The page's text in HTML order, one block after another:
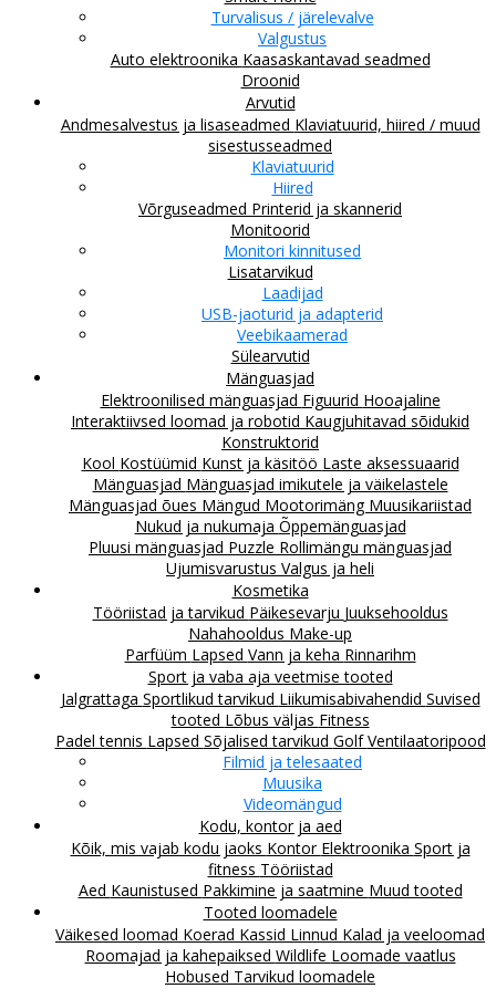
Turvalisus / järelevalve
Valgustus
Auto elektroonika Kaasaskantavad seadmed
Droonid
Arvutid
Andmesalvestus ja lisaseadmed Klaviatuurid, hiired / muud
sisestusseadmed
Klaviatuurid
Hiired
Võrguseadmed Printerid ja skannerid
Monitoorid
Monitori kinnitused
Lisatarvikud
Laadijad
USB-jaoturid ja adapterid
Veebikaamerad
Sülearvutid
Mänguasjad
Elektroonilised mänguasjad Figuurid Hooajaline
Interaktiivsed loomad ja robotid Kaugjuhitavad sõidukid
Konstruktorid
Kool Kostüümid Kunst ja käsitöö Laste aksessuaarid
Mänguasjad Mänguasjad imikutele ja väikelastele
Mänguasjad õues Mängud Mootorimäng Muusikariistad
Nukud ja nukumaja Õppemänguasjad
Pluusi mänguasjad Puzzle Rollimängu mänguasjad
Ujumisvarustus Valgus ja heli
Kosmetika
Tööriistad ja tarvikud Päikesevarju Juuksehooldus
Nahahooldus Make-up
Parfüüm Lapsed Vann ja keha Rinnarihm
Sport ja vaba aja veetmise tooted
Jalgrattaga Sportlikud tarvikud Liikumisabivahendid Suvised
tooted Lõbus väljas Fitness
Padel tennis Lapsed Sõjalised tarvikud GolfVentilaatoripood
Filmid ja telesaated
Muusika
Videomängud
Kodu, kontor ja aed
Kõik, mis vajab kodu jaoks Kontor Elektroonika Sport ja
fitness Tööriistad
Aed Kaunistused Pakkimine ja saatmine Muud tooted
Tooted loomadele
Väikesed loomad Koerad Kassid Linnud Kalad ja veeloomad
Roomajad ja kahepaiksed Wildlife Loomade vaatlus
Hobused Tarvikud loomadele